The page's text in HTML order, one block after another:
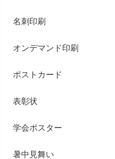
名刺印刷
オンデマンド印刷
ポストカード
表彰状
学会ポスター
暑中見舞い